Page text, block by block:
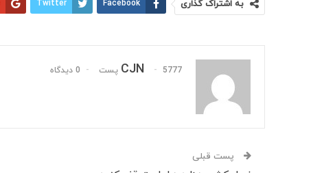
به اشتراک گذاری Facebook
Twitter
CJN 5777 پست 0 دیدگاه
پست قبلی